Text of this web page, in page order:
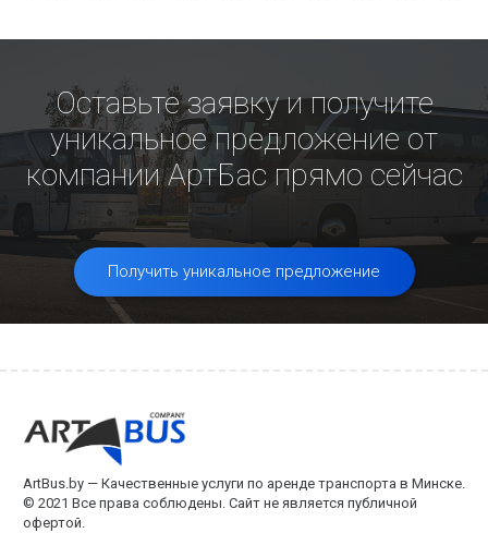
Оставьте заявку и получите
уникальное предложение от
компании АртБас прямо сейчас
Получить уникальное предложение
ArtBus.by — Качественные услуги по аренде транспорта в Минске.
© 2021 Все права соблюдены. Сайт не является публичной
офертой.